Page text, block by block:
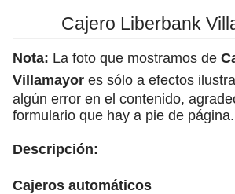
Cajero Liberbank
Nota: La foto que mostramos de
Villamayor es sólo a efectos
algún error en el contenido,
formulario que hay a pie de página.
Descripción:
Cajeros automáticos